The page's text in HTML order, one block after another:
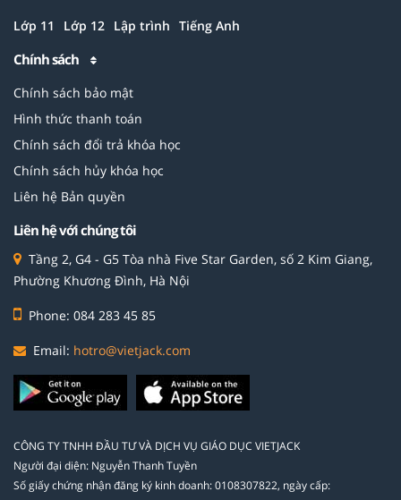
Lớp 11 Lớp 12 Lập trình Tiếng Anh
Chính sách
Chính sách bảo mật
Hình thức thanh toán
Chính sách đổi trả khóa học
Chính sách hủy khóa học
Liên hệ Bản quyền
Liên hệ với chúng tôi
Tầng 2, G4 - G5 Tòa nhà Five Star Garden, số 2 Kim Giang,
Phường Khương Đình, Hà Nội
Phone: 084 283 45 85
Email: hotro@vietjack.com
CÔNG TY TNHH ĐẦU TƯ VÀ DỊCH VỤ GIÁO DỤC VIETJACK
Người đại diện: Nguyễn Thanh Tuyền
Số giấy chứng nhận đăng ký kinh doanh: 0108307822, ngày cấp: